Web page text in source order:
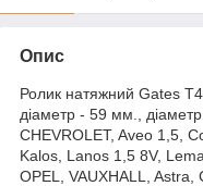
Опис
Ролик натяжний Gates
діаметр - 59 мм.,
CHEVROLET, Aveo 1,5,
Kalos, Lanos 1,5 8V,
OPEL, VAUXHALL, Astra,